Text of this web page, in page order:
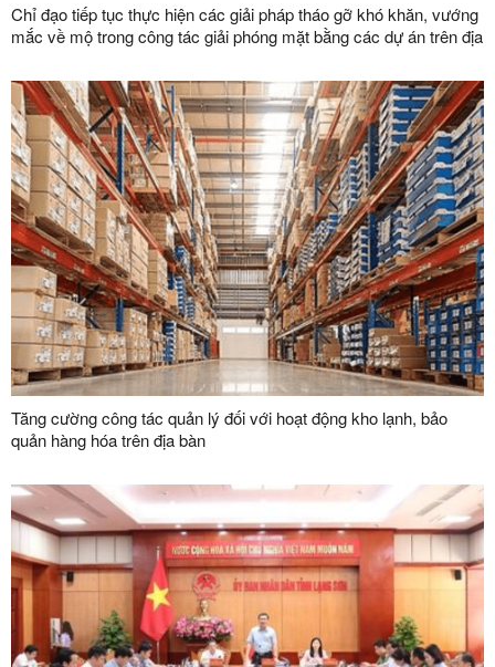
Chỉ đạo tiếp tục thực hiện các giải pháp tháo gỡ khó khăn, vướng
mắc về mộ trong công tác giải phóng mặt bằng các dự án trên địa
Tăng cường công tác quản lý đối với hoạt động kho lạnh, bảo
quản hàng hóa trên địa bàn